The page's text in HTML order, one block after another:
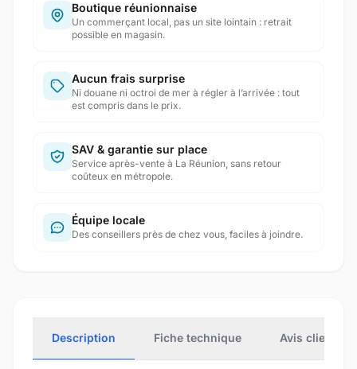
Boutique réunionnaise
Un commerçant local, pas un site lointain : retrait
possible en magasin.
Aucun frais surprise
Ni douane ni octroi de mer à régler à l’arrivée : tout
est compris dans le prix.
SAV & garantie sur place
Service après-vente à La Réunion, sans retour
coûteux en métropole.
Équipe locale
Des conseillers près de chez vous, faciles à joindre.
Description Fiche technique Avis clients